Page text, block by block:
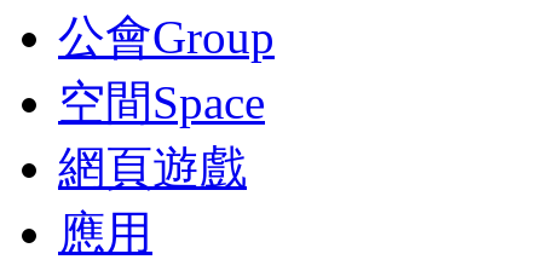
公會Group
空間Space
網頁遊戲
應用